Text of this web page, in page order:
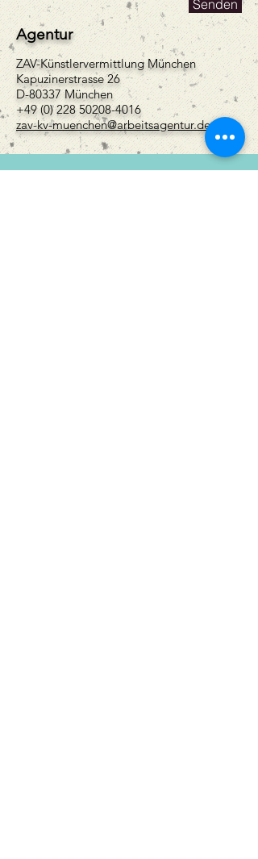
Senden
Agentur
ZAV-Künstlervermittlung München
Kapuzinerstrasse 26
D-80337 München
+49 (0) 228 50208-4016
zav-kv-muenchen@arbeitsagentur.de